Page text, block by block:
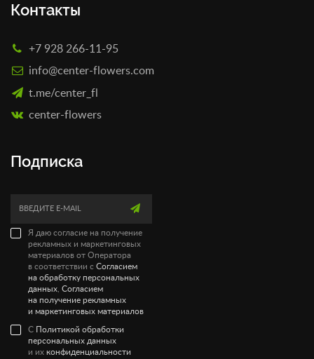
Контакты
+7 928 266-11-95
info@center-flowers.com
t.me/center_fl
сenter-flowers
Подписка
Я даю согласие на получение
рекламных и маркетинговых
материалов от Оператора
в соответствии с Согласием
на обработку персональных
данных Согласием
на получение рекламных
и маркетинговых материалов
С Политикой обработки
персональных данных
и их конфиденциальности